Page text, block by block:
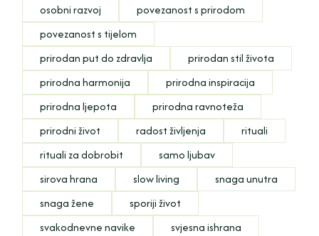
osobni razvoj
povezanost s prirodom
povezanost s tijelom
prirodan put do zdravlja
prirodan stil života
prirodna harmonija
prirodna inspiracija
prirodna ljepota
prirodna ravnoteža
prirodni život
radost življenja
rituali
rituali za dobrobit
samo ljubav
sirova hrana
slow living
snaga unutra
snaga žene
sporiji život
svakodnevne navike
svjesna ishrana